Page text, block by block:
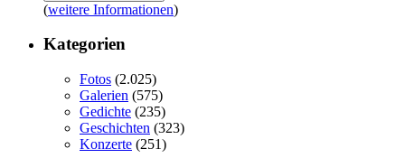
(weitere Informationen)
Kategorien
Fotos (2.025)
Galerien (575)
Gedichte (235)
Geschichten (323)
Konzerte (251)